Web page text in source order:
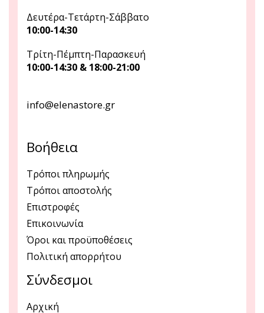
Δευτέρα-Τετάρτη-Σάββατο
10:00-14:30
Τρίτη-Πέμπτη-Παρασκευή
10:00-14:30 & 18:00-21:00
info@elenastore.gr
Βοήθεια
Τρόποι πληρωμής
Τρόποι αποστολής
Επιστροφές
Επικοινωνία
Όροι και προϋποθέσεις
Πολιτική απορρήτου
Σύνδεσμοι
Αρχική